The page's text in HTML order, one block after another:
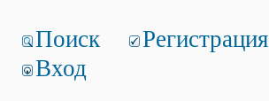
Поиск Регистрация
Вход